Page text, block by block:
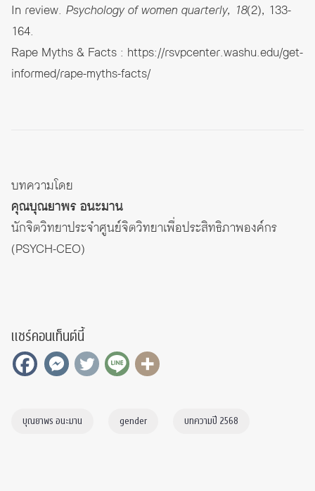
In review. Psychology of women quarterly, 18(2), 133-
164.
Rape Myths & Facts : https://rsvpcenter.washu.edu/get-
informed/rape-myths-facts/
บทความโดย
คุณบุณยาพร อนะมาน
นักจิตวิทยาประจำศูนย์จิตวิทยาเพื่อประสิทธิภาพองค์กร
(PSYCH-CEO)
แชร์คอนเท็นต์นี้
บุณยาพร อนะมาน gender บทความปี 2568